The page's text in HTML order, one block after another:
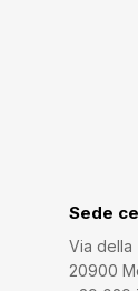
Sede
Via della
20900